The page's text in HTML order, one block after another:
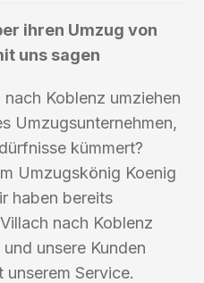
ihren Umzug von
uns sagen
Koblenz umziehen
Umzugsunternehmen,
kümmert?
Umzugskönig Koenig
haben bereits
nach Koblenz
unsere Kunden
Service.